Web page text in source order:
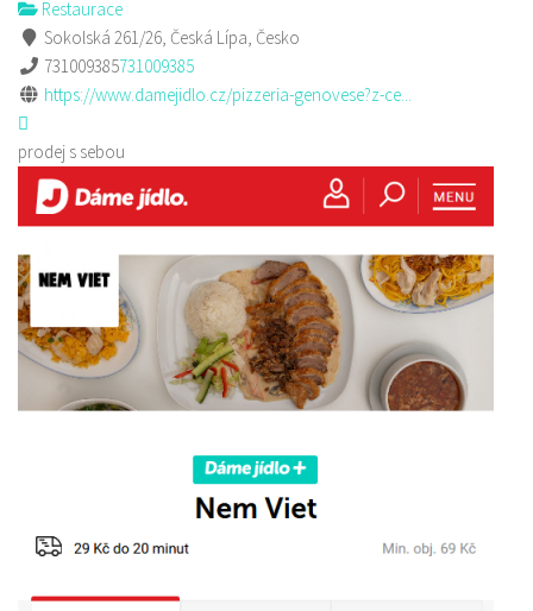
Restaurace
Sokolská 261/26, Česká Lípa, Česko
731009385731009385
https://www.damejidlo.cz/pizzeria-genovese?z-ce...
prodej s sebou